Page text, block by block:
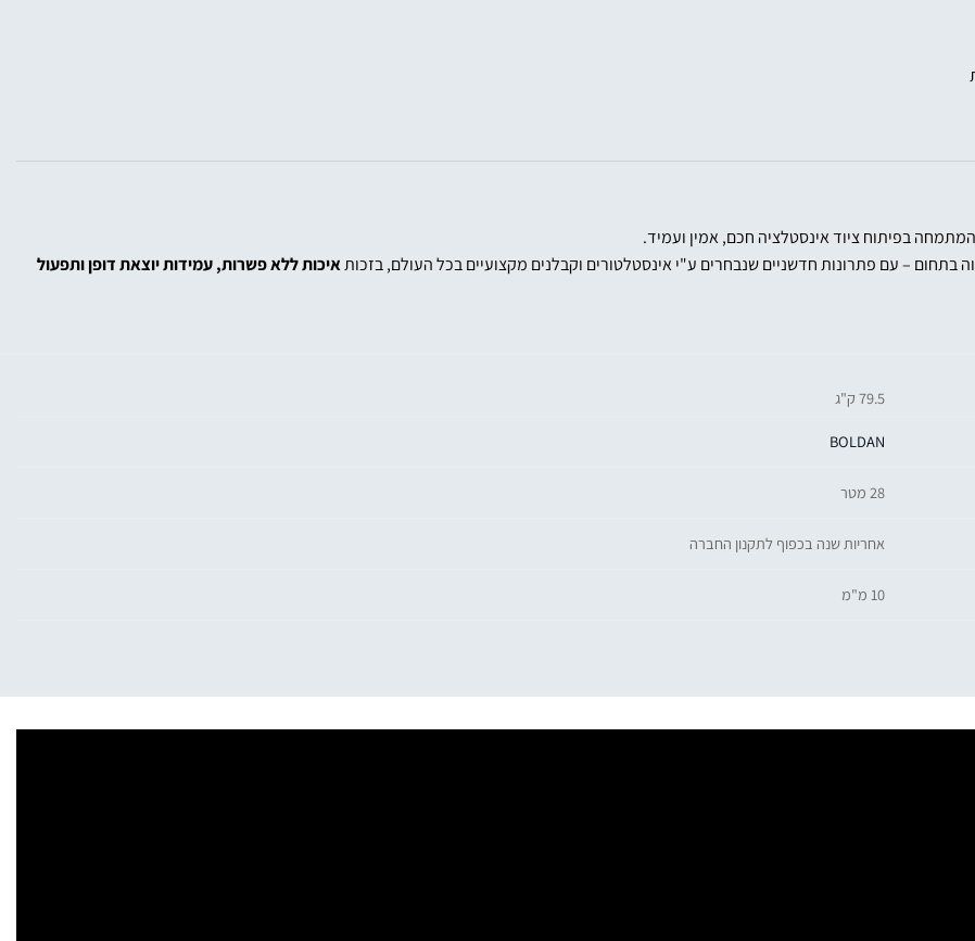
בפיתוח ציוד אינסטלציה חכם, אמין ועמיד.
בתחום – עם פתרונות חדשניים שנבחרים ע"י אינסטלטורים וקבלנים מקצועיים בכל העולם, בזכותאיכות ללא פשרות, עמידות יוצאת דופן ותפעול
79.5 ק"ג
BOLDAN
28 מטר
אחריות שנה בכפוף לתקנון החברה
10 מ"מ